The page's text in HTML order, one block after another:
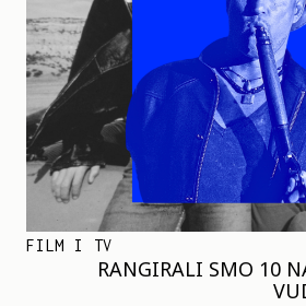
FILM I TV
RANGIRALI SMO 10